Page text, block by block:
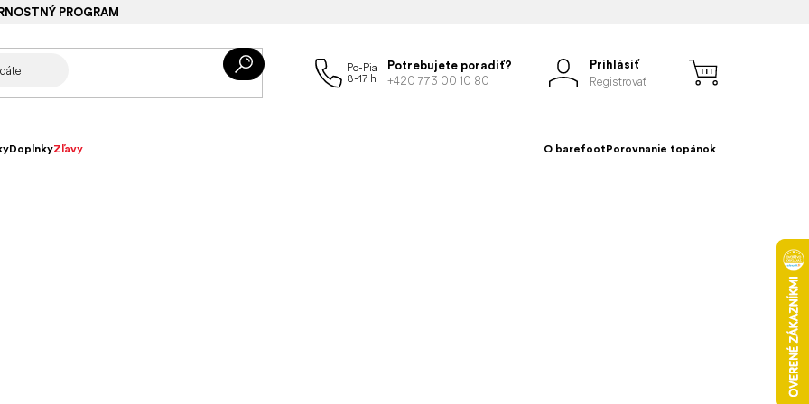
PROGRAM
Potrebujete poradiť?
+420 773 00 10 80
Prihlásiť
Registrovať
DoplnkyZľavy O barefootPorovnanie topánok